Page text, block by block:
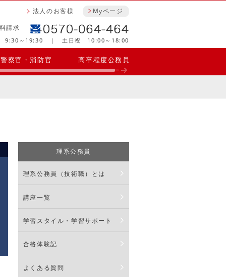
請求
Myページ
法人のお客様
9:30～19:30 ｜ 土日祝 10:00～18:00
警察官・消防官 高卒程度公務員
理系公務員
理系公務員（技術職）とは
講座一覧
学習スタイル・学習サポート
合格体験記
よくある質問